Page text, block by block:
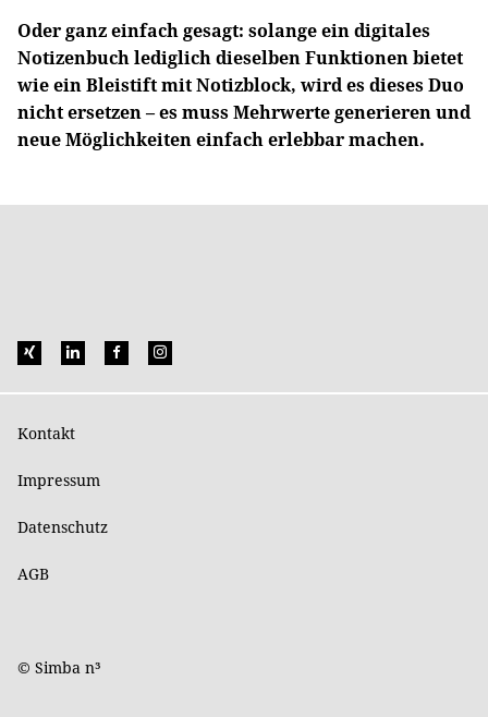
Oder ganz einfach gesagt: solange ein digitales
Notizenbuch lediglich dieselben Funktionen bietet
wie ein Bleistift mit Notizblock, wird es dieses Duo
nicht ersetzen – es muss Mehrwerte generieren und
neue Möglichkeiten einfach erlebbar machen.
Kontakt
Impressum
Datenschutz
AGB
© Simba n³